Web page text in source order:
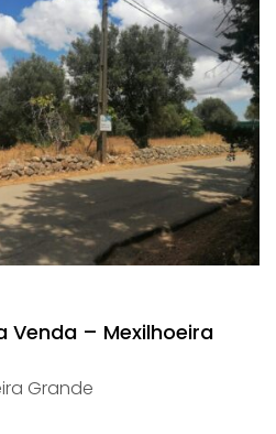
Venda – Mexilhoeira
Grande